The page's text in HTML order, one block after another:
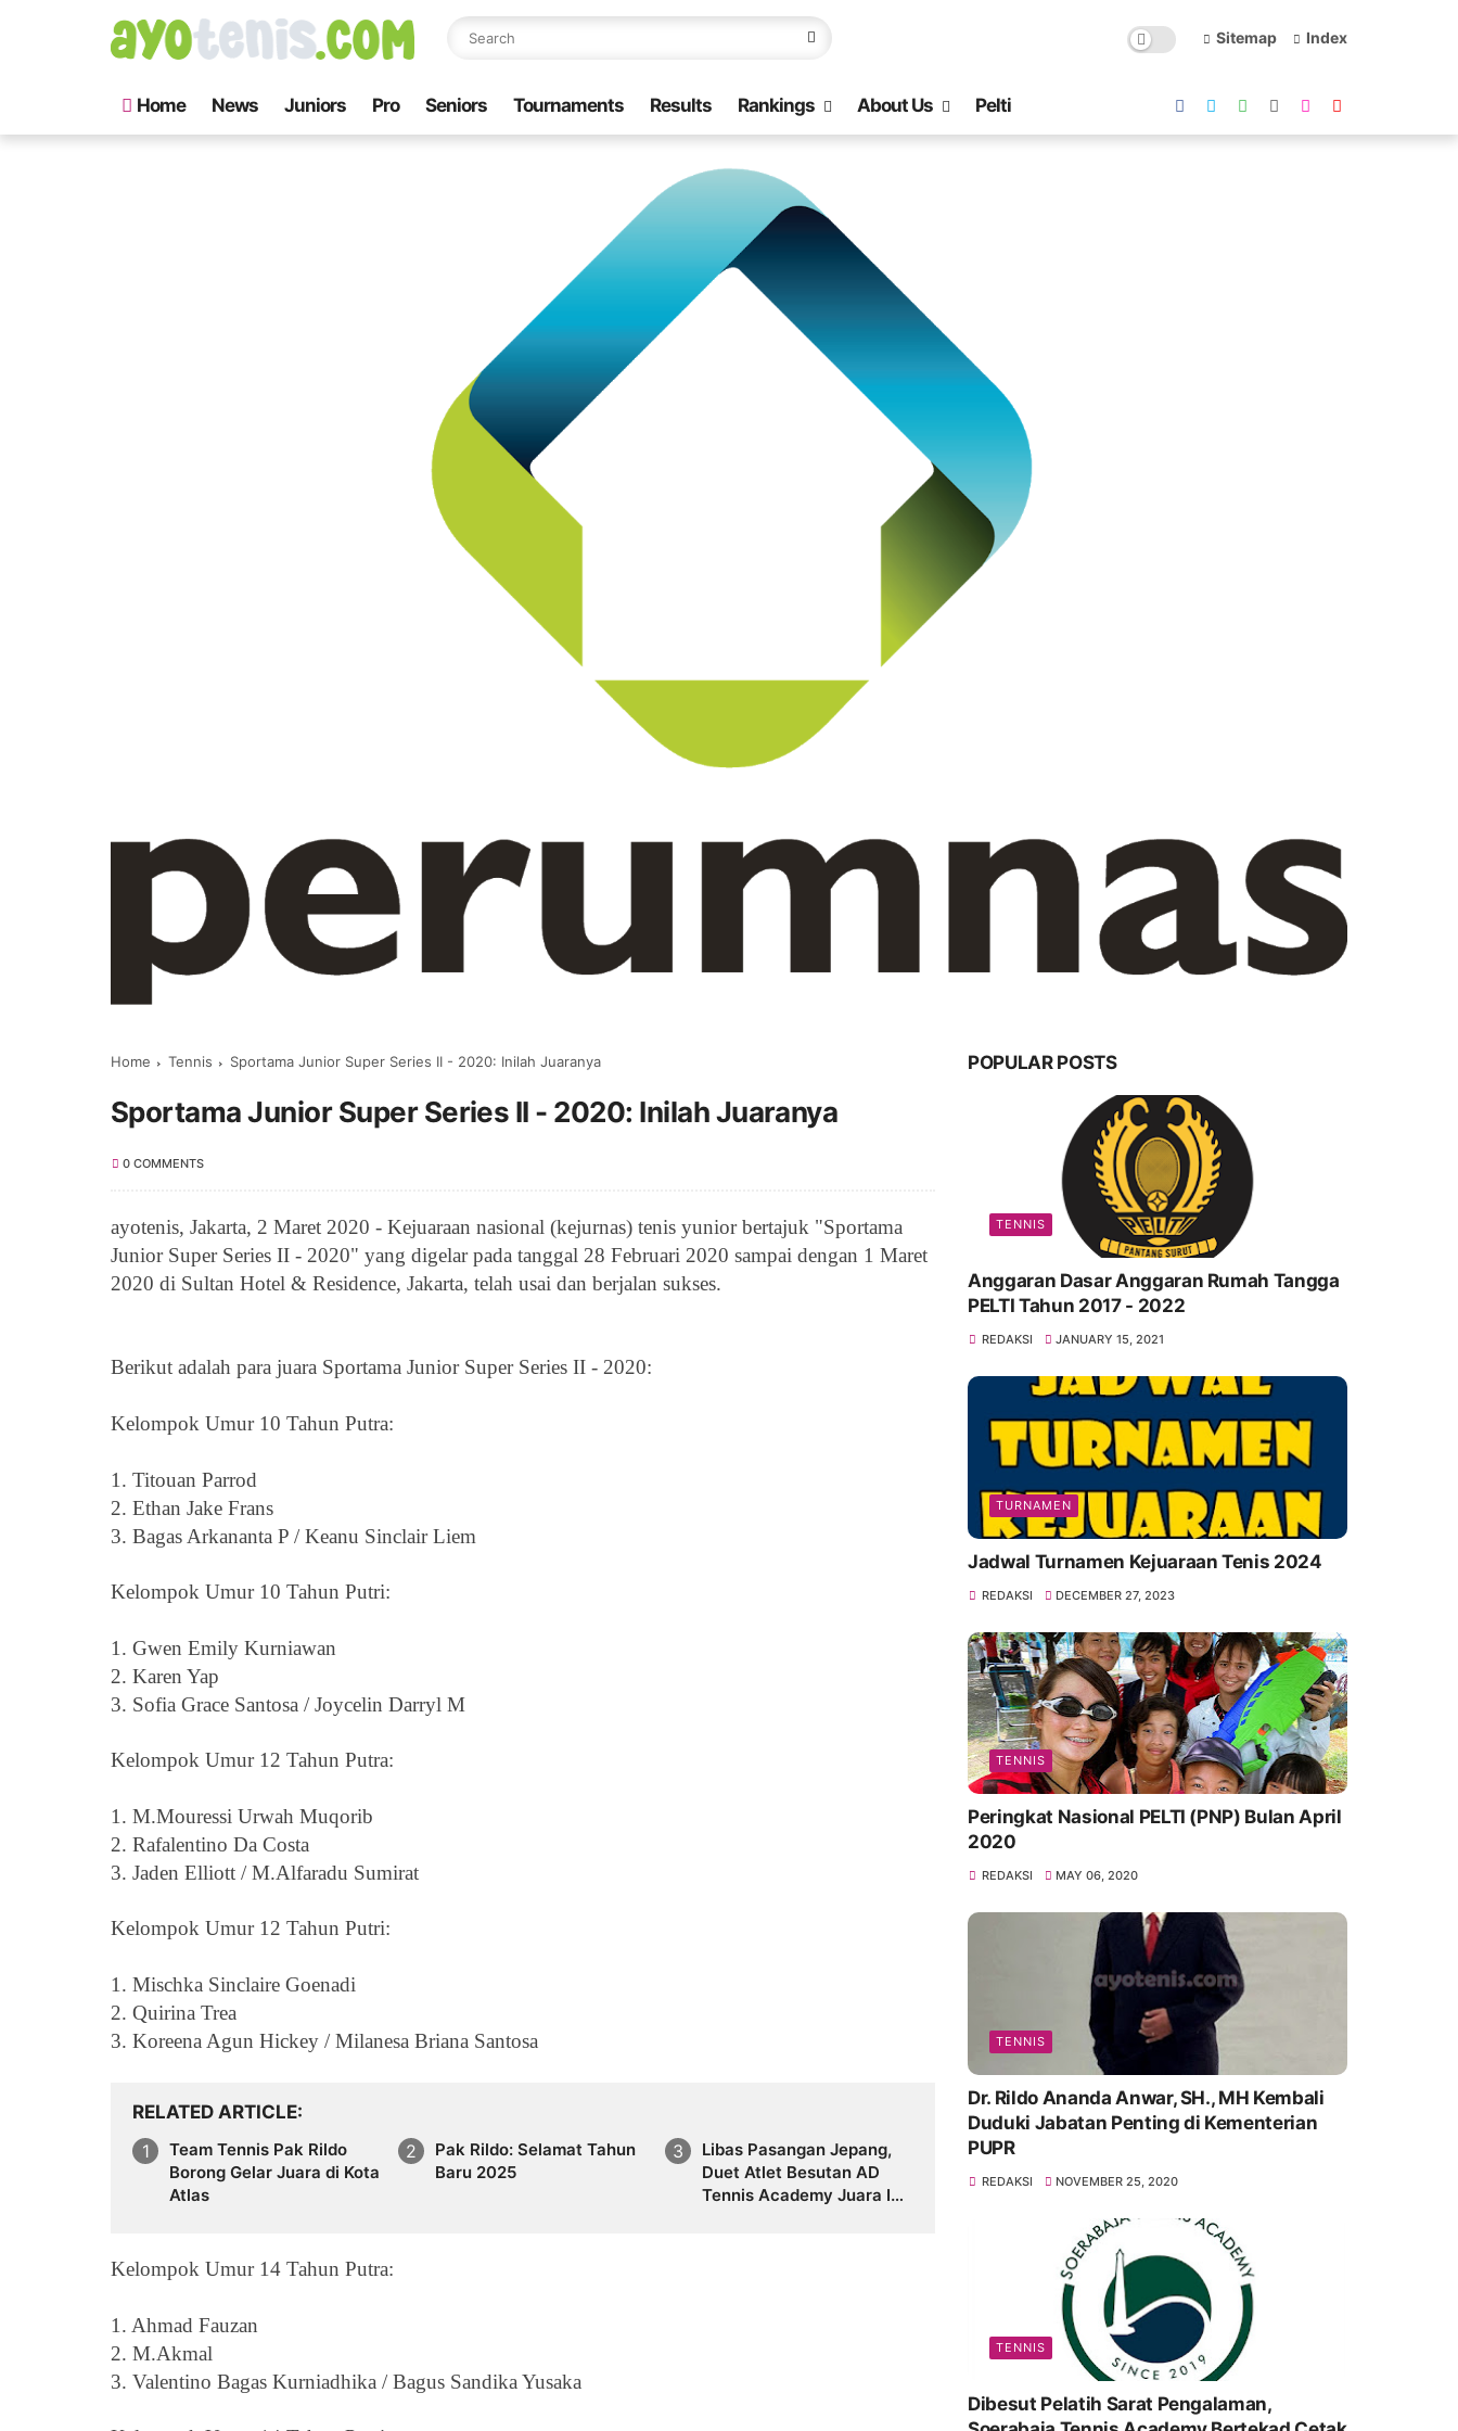
Sitemap Index
Home News Juniors Pro Seniors Tournaments Results Rankings About Us Pelti
Home Tennis Sportama Junior Super Series II - 2020: Inilah Juaranya
Sportama Junior Super Series II - 2020: Inilah Juaranya
0 COMMENTS
ayotenis, Jakarta, 2 Maret 2020 - Kejuaraan nasional (kejurnas) tenis yuniorbertajuk "Sportama
Junior Super Series II - 2020" yang digelar pada tanggal 28 Februari 2020 sampai dengan 1 Maret
2020 di Sultan Hotel & Residence, Jakarta, telah usai dan berjalan sukses.
Berikut adalah para juara Sportama Junior Super Series II - 2020:
Kelompok Umur 10 Tahun Putra:
1. Titouan Parrod
2. Ethan Jake Frans
3. Bagas Arkananta P / Keanu Sinclair Liem
Kelompok Umur 10 Tahun Putri:
1. Gwen Emily Kurniawan
2. Karen Yap
3. Sofia Grace Santosa / Joycelin Darryl M
Kelompok Umur 12 Tahun Putra:
1. M.Mouressi Urwah Muqorib
2. Rafalentino Da Costa
3. Jaden Elliott / M.Alfaradu Sumirat
Kelompok Umur 12 Tahun Putri:
1. Mischka Sinclaire Goenadi
2. Quirina Trea
3. Koreena Agun Hickey / Milanesa Briana Santosa
RELATED ARTICLE
Team Tennis Pak Rildo
Borong Gelar Juara di Kota
Atlas
Pak Rildo: Selamat Tahun
Baru 2025
Libas Pasangan Jepang,
Duet Atlet Besutan AD
Tennis Academy Juara ITF
Kelompok Umur 14 Tahun Putra:
1. Ahmad Fauzan
2. M.Akmal
3. Valentino Bagas Kurniadhika / Bagus Sandika Yusaka
POPULAR POSTS
TENNIS
Anggaran Dasar Anggaran Rumah Tangga
PELTI Tahun 2017 - 2022
REDAKSI JANUARY 15, 2021
TURNAMEN
Jadwal Turnamen Kejuaraan Tenis 2024
REDAKSI DECEMBER 27, 2023
TENNIS
Peringkat Nasional PELTI (PNP) Bulan April
2020
REDAKSI MAY 06, 2020
TENNIS
Dr. Rildo Ananda Anwar, SH., MH Kembali
Duduki Jabatan Penting di Kementerian
PUPR
REDAKSI NOVEMBER 25, 2020
TENNIS
Dibesut Pelatih Sarat Pengalaman,